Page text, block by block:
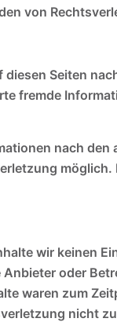
von
Seiten
fremde
nach
wir keinen
oder
waren zum
nicht